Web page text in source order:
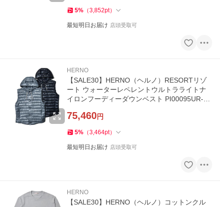
5% （3,852pt）
最短明日お届け 店頭受取可
HERNO
【SALE30】HERNO（ヘルノ）RESORTリゾ
ート ウォーターレペレントウルトラライトナ
イロンフーディーダウンベスト PI00095UR-12
75,460円
5% （3,464pt）
最短明日お届け 店頭受取可
HERNO
【SALE30】HERNO（ヘルノ）コットンクル